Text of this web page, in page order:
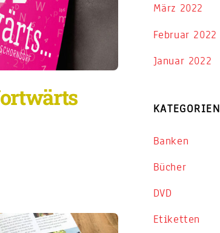
März 2022
Februar 2022
Januar 2022
KATEGORIEN
Banken
Bücher
DVD
Etiketten